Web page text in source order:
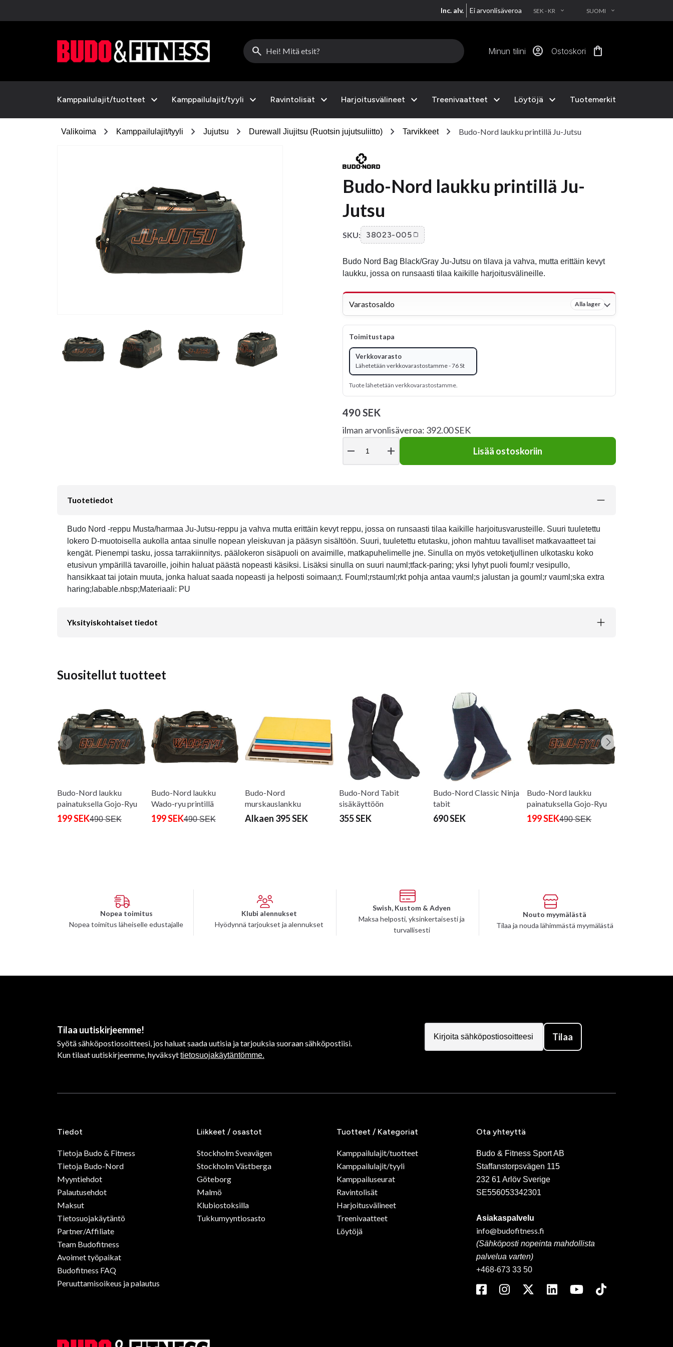
Inc. alv. Ei arvonlisäveroa SEK - KR EXPAND_MORE SUOMI EXPAND_MORE
search Minun tilini account_circle Ostoskori shopping_bag
Kamppailulajit/tuotteet expand_more Kamppailulajit/tyyli expand_more Ravintolisät expand_more Harjoitusvälineet expand_more Treenivaatteet expand_more Löytöjä expand_more Tuotemerkit
Valikoima chevron_right Kamppailulajit/tyyli chevron_right Jujutsu chevron_right Durewall Jiujitsu (Ruotsin jujutsuliitto) chevron_right Tarvikkeet chevron_right Budo-Nord laukku printillä Ju-Jutsu
Budo-Nord laukku printillä Ju-
Jutsu
SKU: 38023-005
Budo Nord Bag Black/Gray Ju-Jutsu on tilava ja vahva, mutta erittäin kevyt
laukku, jossa on runsaasti tilaa kaikille harjoitusvälineille.
Varastosaldo Alla lager
Toimitustapa
Verkkovarasto
Lähetetään verkkovarastostamme - 76 St
Tuote lähetetään verkkovarastostamme.
490 SEK
ilman arvonlisäveroa: 392.00 SEK
remove add Lisää ostoskoriin
Tuotetiedot
Budo Nord -reppu Musta/harmaa Ju-Jutsu-reppu ja vahva mutta erittäin kevyt reppu, jossa on runsaasti tilaa kaikille harjoitusvarusteille. Suuri tuuletettu
lokero D-muotoisella aukolla antaa sinulle nopean yleiskuvan ja pääsyn sisältöön. Suuri, tuuletettu etutasku, johon mahtuu tavalliset matkavaatteet tai
kengät. Pienempi tasku, jossa tarrakiinnitys. päälokeron sisäpuoli on avaimille, matkapuhelimelle jne. Sinulla on myös vetoketjullinen ulkotasku koko
etusivun ympärillä tavaroille, joihin haluat päästä nopeasti käsiksi. Lisäksi sinulla on suuri nauml;tfack-paring; yksi lyhyt puoli fouml;r vesipullo,
hansikkaat tai jotain muuta, jonka haluat saada nopeasti ja helposti soimaan;t. Fouml;rstauml;rkt pohja antaa vauml;s jalustan ja gouml;r vauml;ska extra
haring;labable.nbsp;Materiaali: PU
Yksityiskohtaiset tiedot
Suositellut tuotteet
Budo-Nord laukku
painatuksella Gojo-Ryu
199 SEK490 SEK
Budo-Nord laukku
Wado-ryu printillä
199 SEK490 SEK
Budo-Nord
murskauslankku
Alkaen 395 SEK
Budo-Nord Tabit
sisäkäyttöön
355 SEK
Budo-Nord Classic Ninja
tabit
690 SEK
Budo-Nord laukku
painatuksella Gojo-Ryu
199 SEK490 SEK
Nopea toimitus
Nopea toimitus läheiselle edustajalle
Klubi alennukset
Hyödynnä tarjoukset ja alennukset
Swish, Kustom & Adyen
Maksa helposti, yksinkertaisesti ja
turvallisesti
Nouto myymälästä
Tilaa ja nouda lähimmästä myymälästä
Tilaa uutiskirjeemme!
Syötä sähköpostiosoitteesi, jos haluat saada uutisia ja tarjouksia suoraan sähköpostiisi.
Kun tilaat uutiskirjeemme, hyväksyttietosuojakäytäntömme.
Tilaa
Tiedot
Tietoja Budo & Fitness
Tietoja Budo-Nord
Myyntiehdot
Palautusehdot
Maksut
Tietosuojakäytäntö
Partner/Affiliate
Team Budofitness
Avoimet työpaikat
Budofitness FAQ
Peruuttamisoikeus ja palautus
Liikkeet / osastot
Stockholm Sveavägen
Stockholm Västberga
Göteborg
Malmö
Klubiostoksilla
Tukkumyyntiosasto
Tuotteet / Kategoriat
Kamppailulajit/tuotteet
Kamppailulajit/tyyli
Kamppailuseurat
Ravintolisät
Harjoitusvälineet
Treenivaatteet
Löytöjä
Ota yhteyttä
Budo & Fitness Sport AB
Staffanstorpsvägen 115
232 61 Arlöv Sverige
SE556053342301
Asiakaspalvelu
info@budofitness.fi
(Sähköposti nopeinta mahdollista
palvelua varten)
+468-673 33 50